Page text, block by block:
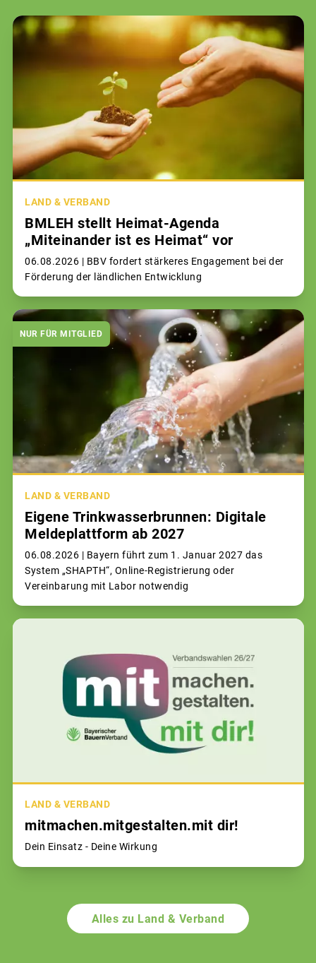
LAND & VERBAND
BMLEH stellt Heimat-Agenda
„Miteinander ist es Heimat“ vor
06.08.2026 | BBV fordert stärkeres Engagement bei der
Förderung der ländlichen Entwicklung
NUR FÜR MITGLIED
LAND & VERBAND
Eigene Trinkwasserbrunnen: Digitale
Meldeplattform ab 2027
06.08.2026 | Bayern führt zum 1. Januar 2027 das
System „SHAPTH“, Online-Registrierung oder
Vereinbarung mit Labor notwendig
LAND & VERBAND
mitmachen.mitgestalten.mit dir!
Dein Einsatz - Deine Wirkung
Alles zu Land & Verband